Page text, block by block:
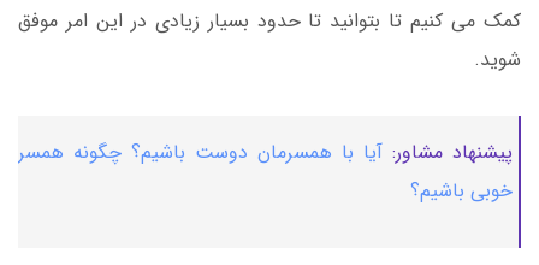
کمک می کنیم تا بتوانید تا حدود بسیار زیادی در این امر موفق
شوید.
پیشنهاد مشاور: آیا با همسرمان دوست باشیم؟ چگونه همسر
خوبی باشیم؟